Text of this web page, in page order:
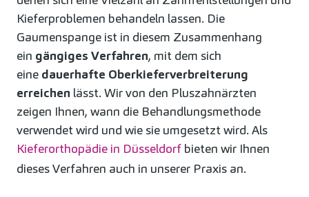
Kieferproblemen behandeln lassen. Die
Gaumenspange ist in diesem Zusammenhang
ein gängiges Verfahren, mit dem sich
eine dauerhafte Oberkieferverbreiterung
erreichen lässt. Wir von den Pluszahnärzten
zeigen Ihnen, wann die Behandlungsmethode
verwendet wird und wie sie umgesetzt wird. Als
Kieferorthopädie in Düsseldorf bieten wir Ihnen
dieses Verfahren auch in unserer Praxis an.